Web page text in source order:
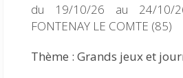
du 19/10/26 au 24/
FONTENAY LE COMTE (85)
Thème : Grands jeux et